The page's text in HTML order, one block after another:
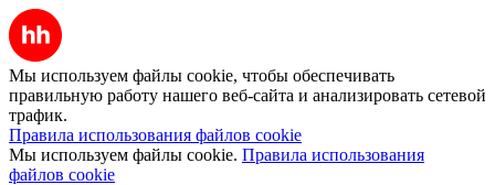
Мы используем файлы cookie, чтобы обеспечивать
правильную работу нашего веб-сайта и анализировать сетевой
трафик.
Правила использования файлов cookie
Мы используем файлы cookie. Правила использования
файлов cookie